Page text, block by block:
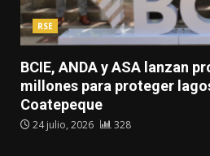
RSE
BCIE, ANDA y ASA lanzan
millones para proteger
Coatepeque
24 julio, 2026 328